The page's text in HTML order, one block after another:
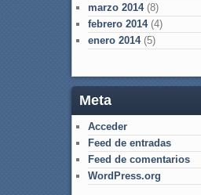
marzo 2014(8)
febrero 2014(4)
enero 2014(5)
Meta
Acceder
Feed de entradas
Feed de comentarios
WordPress.org